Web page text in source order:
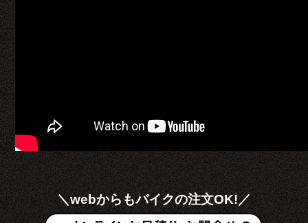
＼webからもバイクの注文OK!／